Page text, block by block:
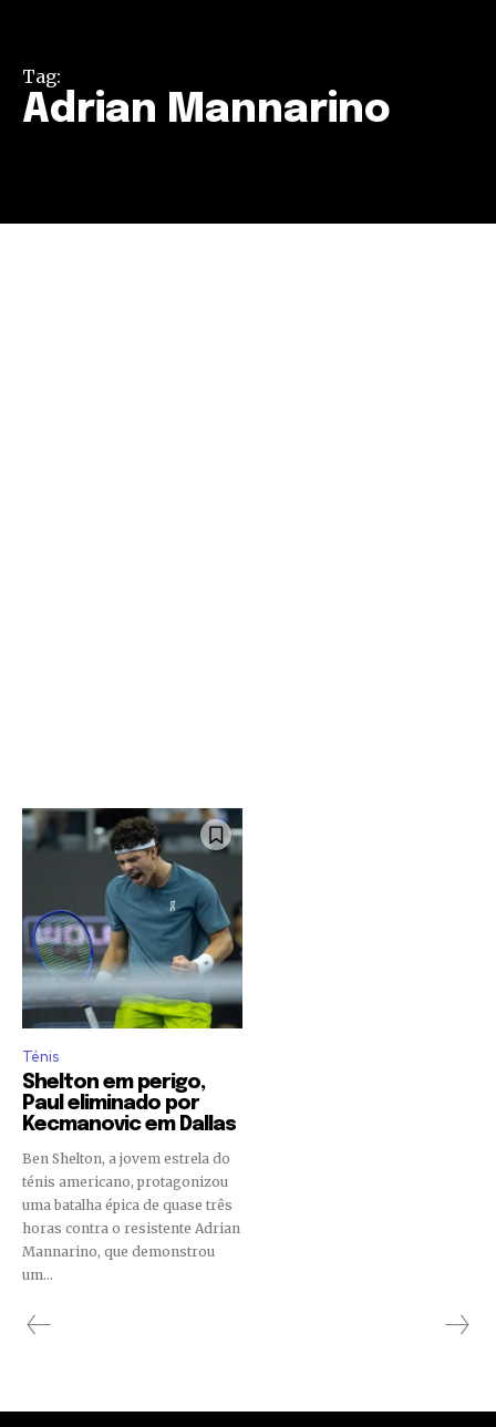
Tag:
Adrian Mannarino
Ténis
Shelton em perigo,
Paul eliminado por
Kecmanovic em Dallas
Ben Shelton, a jovem estrela do
ténis americano, protagonizou
uma batalha épica de quase três
horas contra o resistente Adrian
Mannarino, que demonstrou
um...